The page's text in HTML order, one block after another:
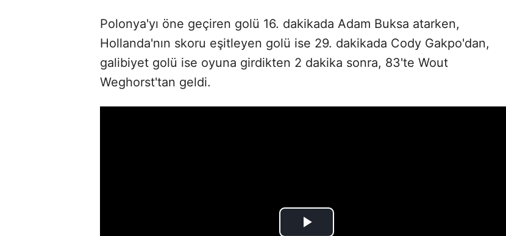
Polonya'yı öne geçiren golü 16. dakikada Adam Buksa atarken,
Hollanda'nın skoru eşitleyen golü ise 29. dakikada Cody Gakpo'dan,
galibiyet golü ise oyuna girdikten 2 dakika sonra, 83'te Wout
Weghorst'tan geldi.